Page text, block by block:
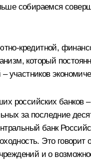
собираемся
кредитной,
который
участников
российских банков
за последние
банк
Это
и о